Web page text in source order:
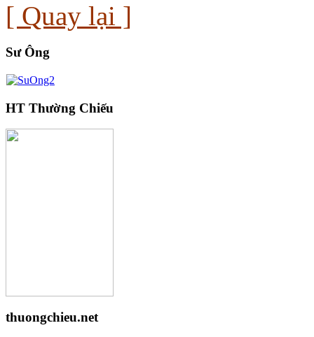
[ Quay lại ]
Sư Ông
HT Thường Chiếu
thuongchieu.net